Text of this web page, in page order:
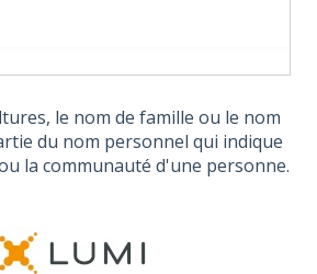
le nom de famille ou le nom
du nom personnel qui indique
la communauté d'une personne.